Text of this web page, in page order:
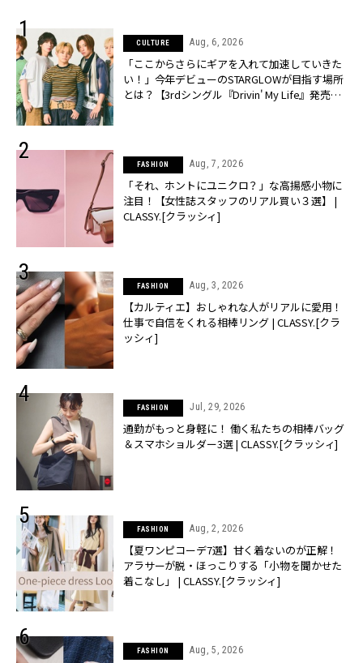
CULTURE Aug, 6, 2026
「ここからさらにギアを入れて加速していきた
い！」今年デビューのSTARGLOWが目指す場所
とは？【3rdシングル『Drivin' My Life』発売】 |
FASHION Aug, 7, 2026
「それ、ホントにユニクロ？」な高揚感小物に
注目！【女性誌スタッフのリアル買い３選】 |
CLASSY.[クラッシィ]
FASHION Aug, 3, 2026
【カルティエ】おしゃれな人がリアルに愛用！
仕事で自信をくれる相棒リング | CLASSY.[クラ
ッシィ]
FASHION Jul, 29, 2026
通勤がもっと身軽に！ 働く私たちの相棒バッグ
＆スマホショルダー3選 | CLASSY.[クラッシィ]
FASHION Aug, 2, 2026
【夏ワンピコーデ7選】甘く着ないのが正解！
アラサーが脱・ほっこりする「小物を聞かせた
着こなし」 | CLASSY.[クラッシィ]
FASHION Aug, 5, 2026